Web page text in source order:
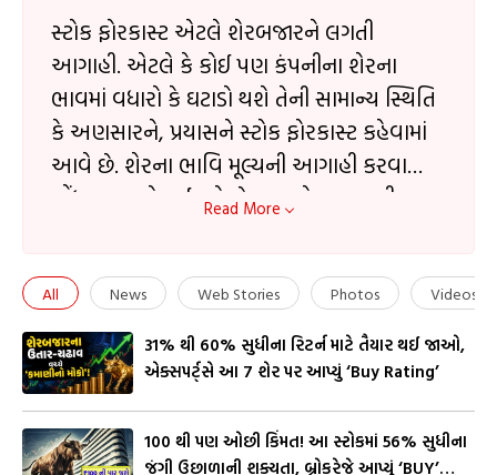
સ્ટોક ફોરકાસ્ટ એટલે શેરબજારને લગતી
આગાહી. એટલે કે કોઈ પણ કંપનીના શેરના
ભાવમાં વધારો કે ઘટાડો થશે તેની સામાન્ય સ્થિતિ
કે અણસારને, પ્રયાસને સ્ટોક ફોરકાસ્ટ કહેવામાં
આવે છે. શેરના ભાવિ મૂલ્યની આગાહી કરવાથી
નોંધપાત્ર નફો થઈ શકે છે. આ એક પ્રકારની
ભવિષ્યમાં વધી શકે છે કે પછી ઘટી જશે. આ સમગ્ર
માહિતી ક્વોલિફાઈડ એક્સપર્ટ અને ટેકનિકલી
મળી રહેલ માહીતીના આધારે હશે
Read More
All News Web Stories Photos Videos
31% થી 60% સુધીના રિટર્ન માટે તૈયાર થઈ જાઓ,
એક્સપર્ટ્સે આ 7 શેર પર આપ્યું ‘Buy Rating’
₹100 થી પણ ઓછી કિંમત! આ સ્ટોકમાં 56% સુધીના
જંગી ઉછાળાની શક્યતા, બ્રોકરેજે આપ્યું ‘BUY’